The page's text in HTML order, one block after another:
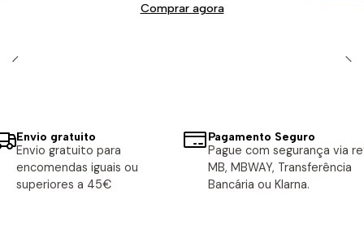
Comprar agora
Envio gratuito
Envio gratuito para
encomendas iguais ou
superiores a 45€
Pagamento Seguro
Pague com segurança via
MB, MBWAY, Transferência
Bancária ou Klarna.